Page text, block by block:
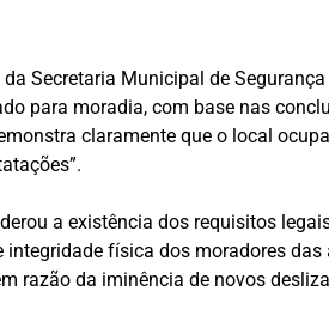
Secretaria Municipal de
para moradia, com base nas
claramente que o local
a existência dos requisitos
física dos moradores
razão da iminência de novos